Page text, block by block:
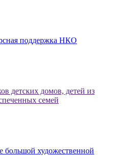
поддержка НКО
детских домов, детей из
семей
художественной